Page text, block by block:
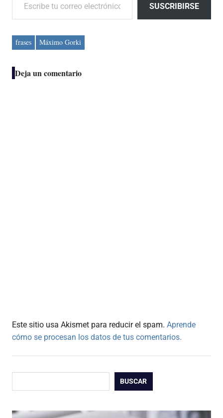
SUSCRIBIRSE
frases Máximo Gorki
Deja un comentario
Este sitio usa Akismet para reducir el spam. Aprende
cómo se procesan los datos de tus comentarios.
BUSCAR